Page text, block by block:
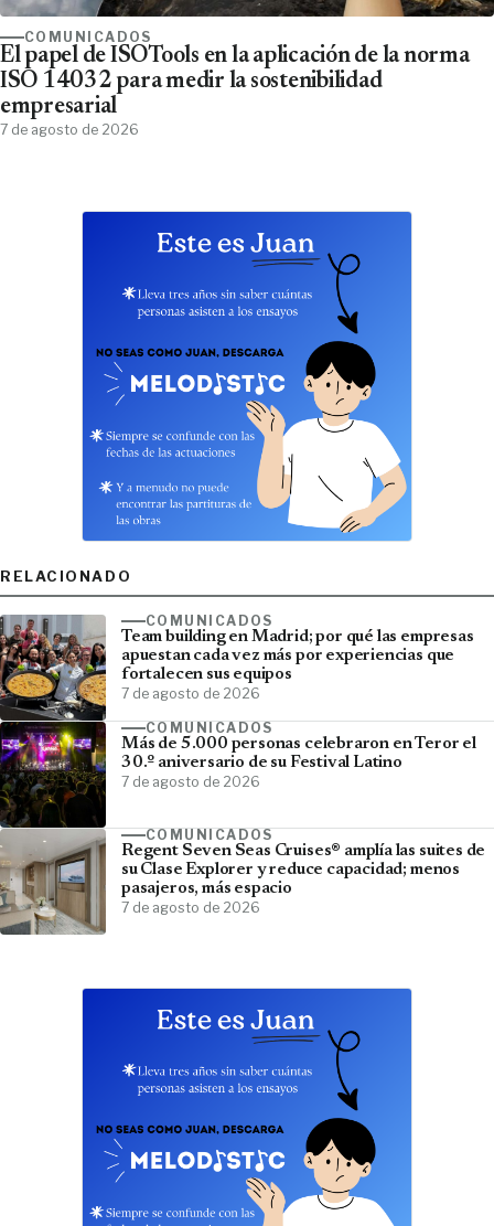
COMUNICADOS
El papel de ISOTools en la aplicación de la norma
ISO 14032 para medir la sostenibilidad
empresarial
7 de agosto de 2026
RELACIONADO
COMUNICADOS
Team building en Madrid; por qué las empresas
apuestan cada vez más por experiencias que
fortalecen sus equipos
7 de agosto de 2026
COMUNICADOS
Más de 5.000 personas celebraron en Teror el
30.º aniversario de su Festival Latino
7 de agosto de 2026
COMUNICADOS
Regent Seven Seas Cruises® amplía las suites de
su Clase Explorer y reduce capacidad; menos
pasajeros, más espacio
7 de agosto de 2026